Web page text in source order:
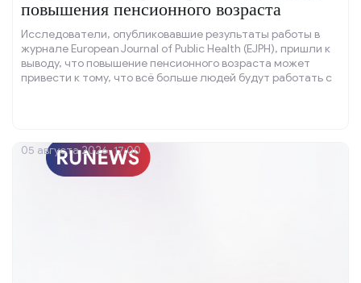
повышения пенсионного возраста
Исследователи, опубликовавшие результаты работы в
журнале European Journal of Public Health (EJPH), пришли к
выводу, что повышение пенсионного возраста может
привести к тому, что всё больше людей будут работать с
05 августа 2026, 17:00